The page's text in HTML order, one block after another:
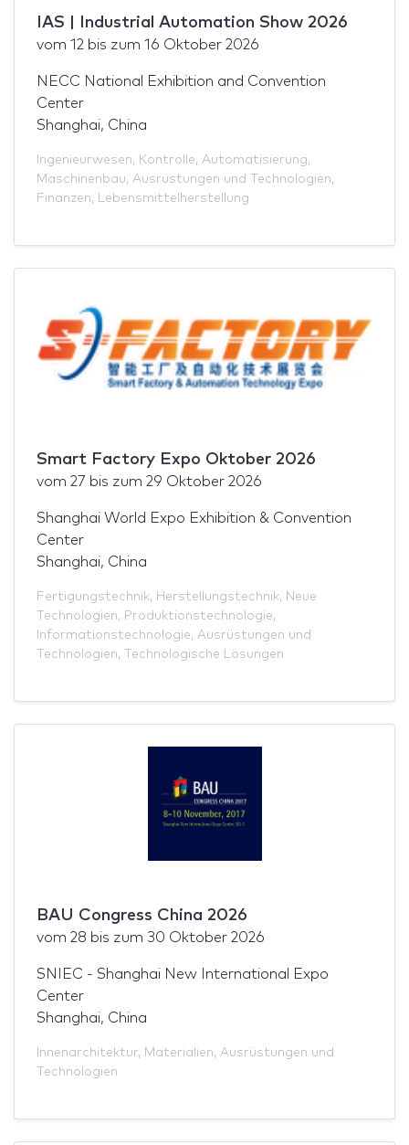
IAS | Industrial Automation Show 2026
vom 12 bis zum 16 Oktober 2026
NECC National Exhibition and Convention
Center
Shanghai, China
Ingenieurwesen, Kontrolle, Automatisierung,
Maschinenbau, Ausrüstungen und Technologien,
Finanzen, Lebensmittelherstellung
Smart Factory Expo Oktober 2026
vom 27 bis zum 29 Oktober 2026
Shanghai World Expo Exhibition & Convention
Center
Shanghai, China
Fertigungstechnik, Herstellungstechnik, Neue
Technologien, Produktionstechnologie,
Informationstechnologie, Ausrüstungen und
Technologien, Technologische Lösungen
BAU Congress China 2026
vom 28 bis zum 30 Oktober 2026
SNIEC - Shanghai New International Expo
Center
Shanghai, China
Innenarchitektur, Materialien, Ausrüstungen und
Technologien